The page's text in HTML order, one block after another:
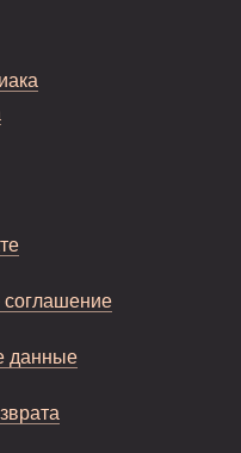
соглашение
данные